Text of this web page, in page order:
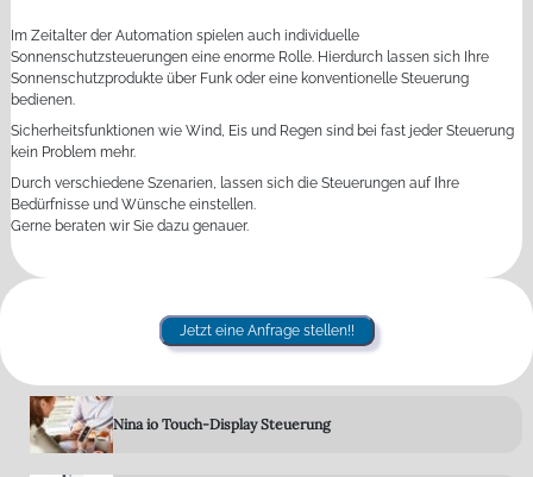
Im Zeitalter der Automation spielen auch individuelle
Sonnenschutzsteuerungen eine enorme Rolle. Hierdurch lassen sich Ihre
Sonnenschutzprodukte über Funk oder eine konventionelle Steuerung
bedienen.
Sicherheitsfunktionen wie Wind, Eis und Regen sind bei fast jeder Steuerung
kein Problem mehr.
Durch verschiedene Szenarien, lassen sich die Steuerungen auf Ihre
Bedürfnisse und Wünsche einstellen.
Gerne beraten wir Sie dazu genauer.
Jetzt eine Anfrage stellen!!
Nina io Touch-Display Steuerung